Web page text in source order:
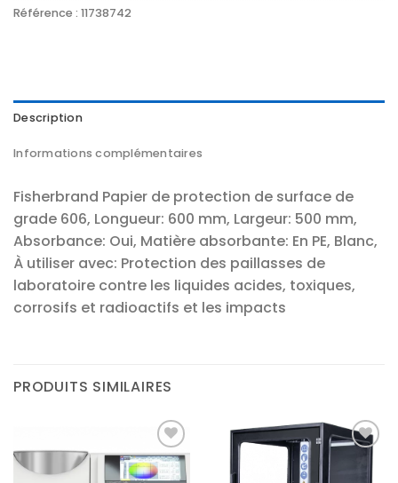
Référence : 11738742
Description
Informations complémentaires
Fisherbrand Papier de protection de surface de
grade 606, Longueur: 600 mm, Largeur: 500 mm,
Absorbance: Oui, Matière absorbante: En PE, Blanc,
À utiliser avec: Protection des paillasses de
laboratoire contre les liquides acides, toxiques,
corrosifs et radioactifs et les impacts
PRODUITS SIMILAIRES